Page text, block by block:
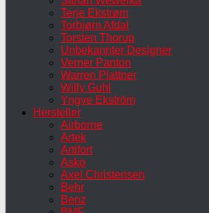
Terje Ekstrøm
Torbjørn Afdal
Torsten Thorup
Unbekannter Designer
Verner Panton
Warren Plattner
Willy Guhl
Yngve Ekström
Hersteller
Airborne
Artek
Artifort
Asko
Axel Christensen
Behr
Benz